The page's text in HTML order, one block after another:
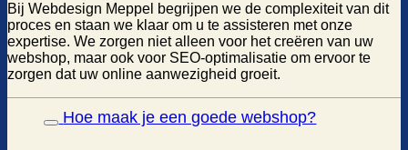
Bij Webdesign Meppel begrijpen we de complexiteit van dit
proces en staan we klaar om u te assisteren met onze
expertise. We zorgen niet alleen voor het creëren van uw
webshop, maar ook voor SEO-optimalisatie om ervoor te
zorgen dat uw online aanwezigheid groeit.
Hoe maak je een goede webshop?